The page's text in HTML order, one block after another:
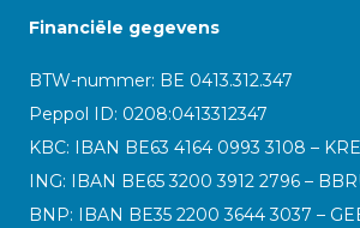
Financiële gegevens
BTW-nummer: BE 0413.312.347
Peppol ID: 0208:0413312347
KBC: IBAN BE63 4164 0993 3108 –
ING: IBAN BE65 3200 3912 2796 –
BNP: IBAN BE35 2200 3644 3037 –